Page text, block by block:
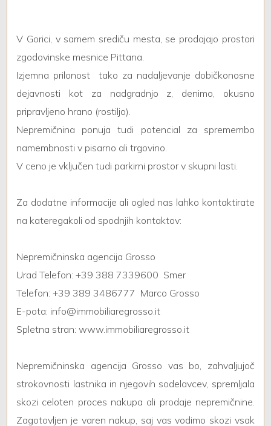
V Gorici, v samem srediču mesta, se prodajajo prostori
zgodovinske mesnice Pittana.
Izjemna prilonost  tako za nadaljevanje dobičkonosne
dejavnosti kot za nadgradnjo z, denimo, okusno
pripravljeno hrano (rostiljo).
Nepremičnina ponuja tudi potencial za spremembo
namembnosti v pisarno ali trgovino.
V ceno je vključen tudi parkirni prostor v skupni lasti.
Za dodatne informacije ali ogled nas lahko kontaktirate
na kateregakoli od spodnjih kontaktov:
Nepremičninska agencija Grosso
Urad Telefon: +39 388 7339600  Smer
Telefon: +39 389 3486777  Marco Grosso
E-pota: info@immobiliaregrosso.it
Spletna stran: www.immobiliaregrosso.it
Nepremičninska agencija Grosso vas bo, zahvaljujoč
strokovnosti lastnika in njegovih sodelavcev, spremljala
skozi celoten proces nakupa ali prodaje nepremičnine.
Zagotovljen je varen nakup, saj vas vodimo skozi vsak
minime
Qualsiasi
1
3
4
5
5+
Altre
opzioni
-
multiscelta